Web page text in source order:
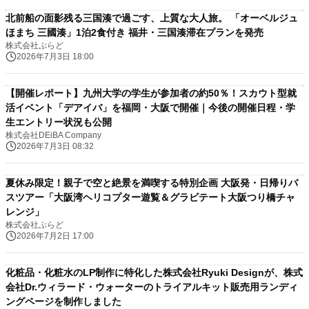
北前船の面影残る三国湊で過ごす、上質な大人旅。 「オーベルジュ
ほまち 三國湊」1泊2食付き 福井・三国湊滞在プランを発売
株式会社ぷらど
2026年7月3日 18:00
【開催レポート】九州大学の学生が参加者の約50％！スカウト型就
活イベント「デアイバ」を福岡・大阪で開催｜今後の開催日程・学
生エントリー状況も公開
株式会社DEiBA Company
2026年7月3日 08:32
夏休み限定！親子で空と絶景を満喫する特別企画 大阪発・日帰りバ
スツアー「大阪湾ヘリコプター遊覧＆グラビテート大阪つり橋チャ
レンジ」
株式会社ぷらど
2026年7月2日 17:00
化粧品・化粧水のLP制作に特化した株式会社Ryuki Designが、株式
会社Dr.ウィラード・ウォーターのトライアルキット販売用ランディ
ングページを制作しました